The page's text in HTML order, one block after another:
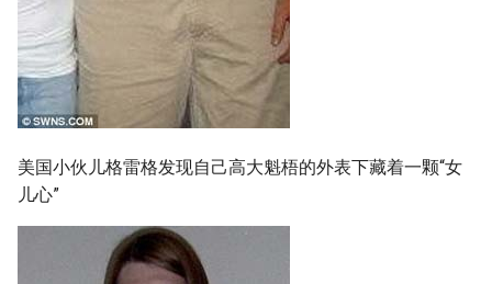
美国小伙儿格雷格发现自己高大魁梧的外表下藏着一颗“女
儿心”